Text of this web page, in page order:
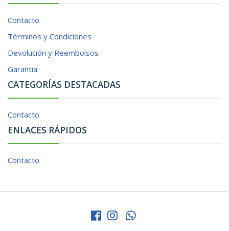
Contacto
Términos y Condiciones
Devolución y Reembolsos
Garantia
CATEGORÍAS DESTACADAS
Contacto
ENLACES RÁPIDOS
Contacto